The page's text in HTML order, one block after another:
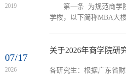
3.学院值班安排表如下
7月13-17日7月20-21日程
2019
第一条 为规范商学院
学楼，以下简称MBA大
进修生，使用、借用
第三条 MBA大楼管理
07/17
2026
各研究生：根据广东省